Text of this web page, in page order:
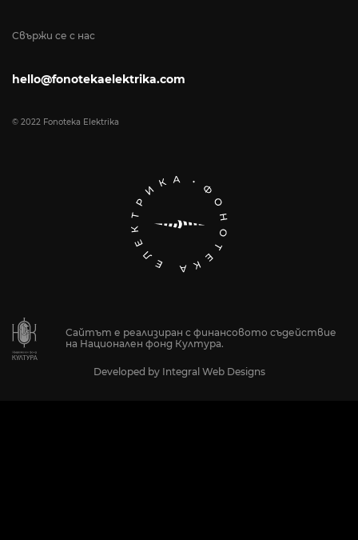
Свържи се с нас
hello@fonotekaelektrika.com
© 2022 Fonoteka Elektrika
Сайтът е реализиран с финансовото съдействие
на Национален фонд Култура.
Developed by Integral Web Designs